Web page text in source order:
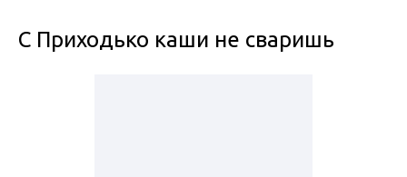
С Приходько каши не сваришь